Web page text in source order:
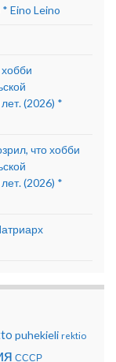
Eino Leino
(2026) *
что хобби
(2026) *
puhekieli rektio
СССР